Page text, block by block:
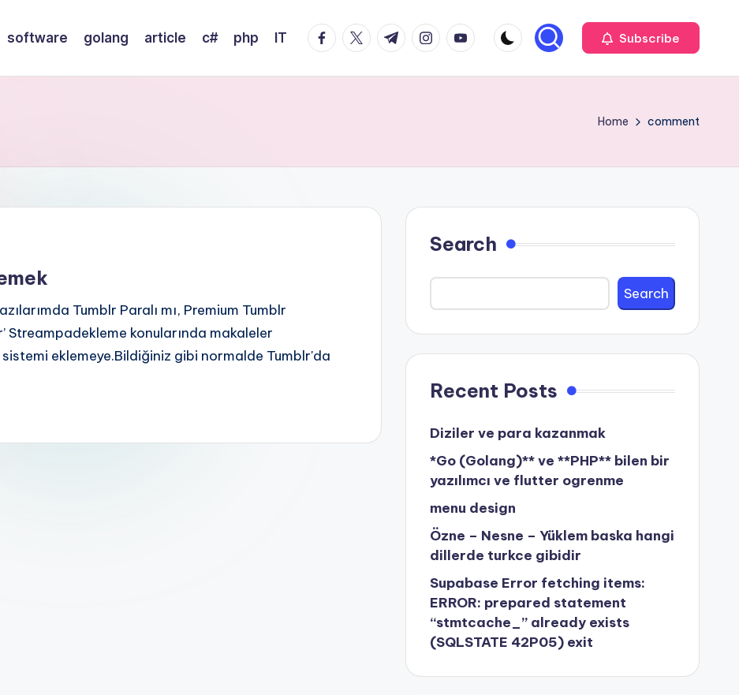
software golang article c# php IT facebook.com
twitter.com
t.me instagram.com
youtube.com Subscribe
Home comment
Tumblr Paralı mı, Premium Tumblr
Streampadekleme konularında makaleler
sistemi eklemeye.Bildiğiniz gibi normalde Tumblr'da
Search
Search
Recent Posts
Diziler ve para kazanmak
*Go (Golang)** ve **PHP** bilen bir
yazılımcı ve flutter ogrenme
menu design
Özne – Nesne – Yüklem baska hangi
dillerde turkce gibidir
Supabase Error fetching items:
ERROR: prepared statement
“stmtcache_” already exists
(SQLSTATE 42P05) exit